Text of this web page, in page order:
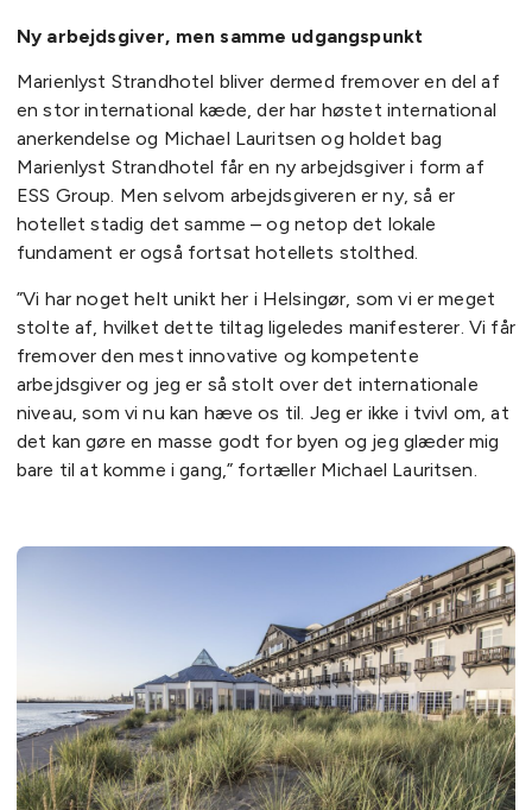
Ny arbejdsgiver, men samme udgangspunkt
Marienlyst Strandhotel bliver dermed fremover en del af
en stor international kæde, der har høstet international
anerkendelse og Michael Lauritsen og holdet bag
Marienlyst Strandhotel får en ny arbejdsgiver i form af
ESS Group. Men selvom arbejdsgiveren er ny, så er
hotellet stadig det samme – og netop det lokale
fundament er også fortsat hotellets stolthed.
”Vi har noget helt unikt her i Helsingør, som vi er meget
stolte af, hvilket dette tiltag ligeledes manifesterer. Vi får
fremover den mest innovative og kompetente
arbejdsgiver og jeg er så stolt over det internationale
niveau, som vi nu kan hæve os til. Jeg er ikke i tvivl om, at
det kan gøre en masse godt for byen og jeg glæder mig
bare til at komme i gang,” fortæller Michael Lauritsen.